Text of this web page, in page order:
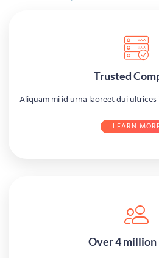
Trusted
Aliquam mi id urna laoreet dui
LEARN
Over 4 million